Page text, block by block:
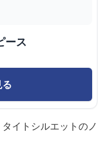
ース
イトシルエットのノ